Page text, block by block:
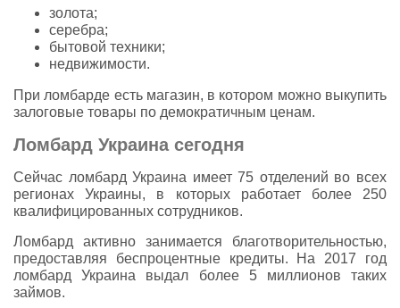
золота;
серебра;
бытовой техники;
недвижимости.
При ломбарде есть магазин, в котором можно выкупить
залоговые товары по демократичным ценам.
Ломбард Украина сегодня
Сейчас ломбард Украина имеет 75 отделений во всех
регионах Украины, в которых работает более 250
квалифицированных сотрудников.
Ломбард активно занимается благотворительностью,
предоставляя беспроцентные кредиты. На 2017 год
ломбард Украина выдал более 5 миллионов таких
займов.